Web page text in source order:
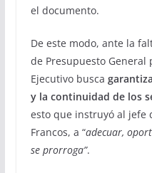
el documento.
De este modo, ante la
de Presupuesto General
Ejecutivo busca
y la continuidad de los
esto que instruyó al jefe
Francos, a “adecuar,
se prorroga”.